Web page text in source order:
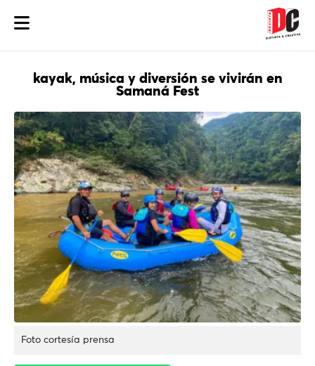
kayak, música y diversión se vivirán en
Samaná Fest
Foto cortesía prensa